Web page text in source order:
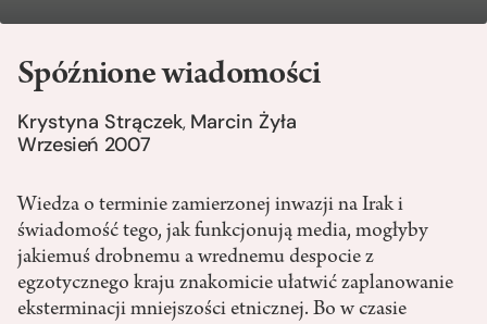
Spóźnione wiadomości
Krystyna Strączek, Marcin Żyła
Wrzesień 2007
Wiedza o terminie zamierzonej inwazji na Irak i
świadomość tego, jak funkcjonują media, mogłyby
jakiemuś drobnemu a wrednemu despocie z
egzotycznego kraju znakomicie ułatwić zaplanowanie
eksterminacji mniejszości etnicznej. Bo w czasie